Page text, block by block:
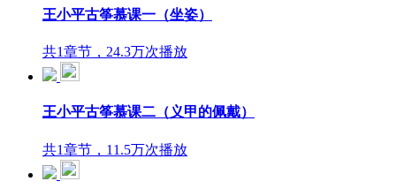
王小平古筝慕课一（坐姿）
共1章节，24.3万次播放
王小平古筝慕课二（义甲的佩戴）
共1章节，11.5万次播放